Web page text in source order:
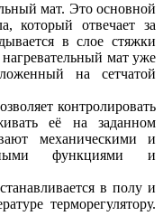
мат. Это основной
который отвечает за
в слое стяжки
мат уже
на сетчатой
контролировать
её на заданном
механическими и
функциями и
в полу и
терморегулятору.